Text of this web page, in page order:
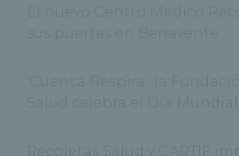
El nuevo Centro Médico
sus puertas en Benavente
‘Cuenca Respira’, la
Salud celebra el Día Mundial
Recoletas Salud y CARTIF